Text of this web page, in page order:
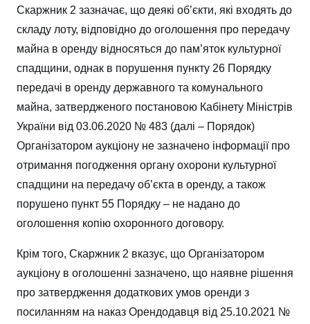
Скаржник 2 зазначає, що деякі об’єкти, які входять до
складу лоту, відповідно до оголошення про передачу
майна в оренду відносяться до пам’яток культурної
спадщини, однак в порушення пункту 26 Порядку
передачі в оренду державного та комунального
майна, затвердженого постановою Кабінету Міністрів
України від 03.06.2020 № 483 (далі – Порядок)
Організатором аукціону не зазначено інформації про
отримання погодження органу охорони культурної
спадщини на передачу об’єкта в оренду, а також
порушено пункт 55 Порядку – не надано до
оголошення копію охоронного договору.
Крім того, Скаржник 2 вказує, що Організатором
аукціону в оголошенні зазначено, що наявне рішення
про затвердження додаткових умов оренди з
посиланням на наказ Орендодавця від 25.10.2021 №